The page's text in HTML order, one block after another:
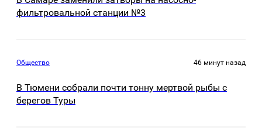
фильтровальной станции №3
Общество 46 минут назад
В Тюмени собрали почти тонну мертвой рыбы с
берегов Туры